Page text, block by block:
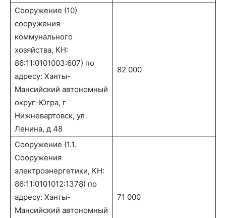
Сооружение (10)
сооружения
коммунального
хозяйства, КН:
86:11:0101003:607) по
адресу: Ханты-
Мансийский автономный
округ-Югра, г
Нижневартовск, ул
Ленина, д 48
82 000
Сооружение (1.1.
Сооружения
электроэнергетики, КН:
86:11:0101012:1378) по
адресу: Ханты-
Мансийский автономный
71 000